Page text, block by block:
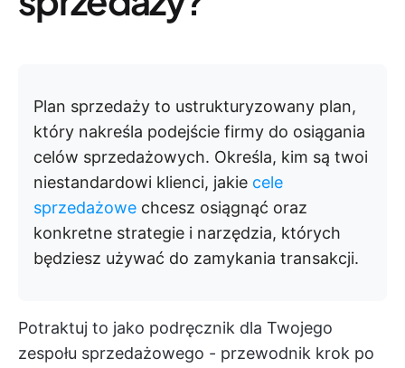
Plan sprzedaży to ustrukturyzowany plan,
który nakreśla podejście firmy do osiągania
celów sprzedażowych. Określa, kim są twoi
niestandardowi klienci, jakie cele
sprzedażowe chcesz osiągnąć oraz
konkretne strategie i narzędzia, których
będziesz używać do zamykania transakcji.
Potraktuj to jako podręcznik dla Twojego
zespołu sprzedażowego - przewodnik krok po